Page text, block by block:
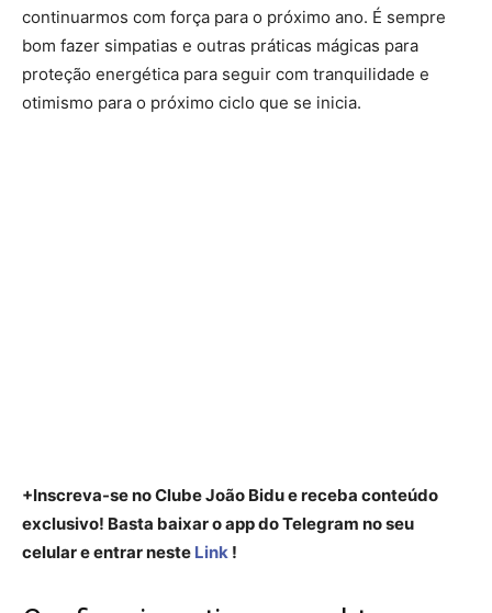
continuarmos com força para o próximo ano. É sempre
bom fazer simpatias e outras práticas mágicas para
proteção energética para seguir com tranquilidade e
otimismo para o próximo ciclo que se inicia.
+Inscreva-se no Clube João Bidu e receba conteúdo
exclusivo! Basta baixar o app do Telegram no seu
celular e entrar neste Link !